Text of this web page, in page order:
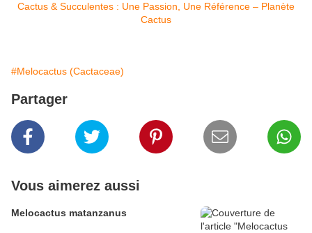
Cactus & Succulentes : Une Passion, Une Référence – Planète
Cactus
#Melocactus (Cactaceae)
Partager
Vous aimerez aussi
Melocactus matanzanus